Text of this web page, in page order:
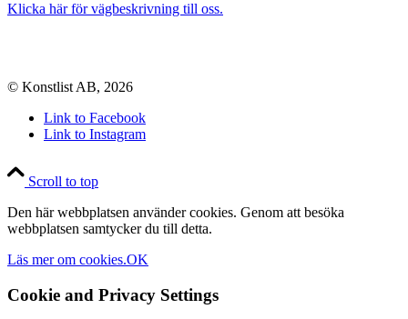
Klicka här för vägbeskrivning till oss.
© Konstlist AB, 2026
Link to Facebook
Link to Instagram
Scroll to top
Den här webbplatsen använder cookies. Genom att besöka
webbplatsen samtycker du till detta.
Läs mer om cookies.OK
Cookie and Privacy Settings